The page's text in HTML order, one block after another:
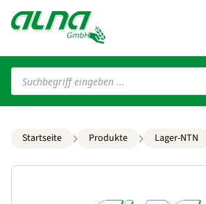
Products
search
Startseite Produkte Lager-NTN